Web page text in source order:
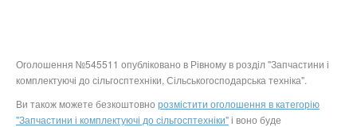
Оголошення №545511 опубліковано в Рівному в розділ "Запчастини і
комплектуючі до сільгосптехніки, Сільськогосподарська техніка".
Ви також можете безкоштовно розмістити оголошення в категорію
"Запчастини і комплектуючі до сільгосптехніки"і воно буде